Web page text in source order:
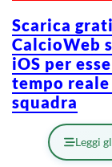
Scarica
CalcioWeb
iOS per
tempo
squadra
Leggi